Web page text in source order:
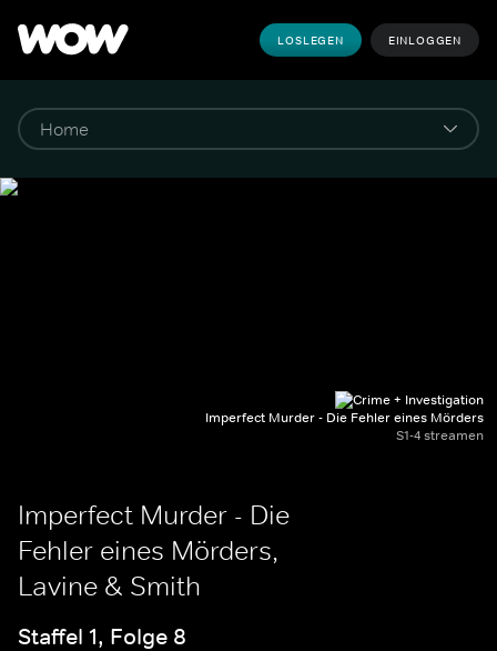
LOSLEGEN EINLOGGEN
Imperfect Murder - Die Fehler eines Mörders
S1-4 streamen
Imperfect Murder - Die
Fehler eines Mörders,
Lavine & Smith
Staffel 1, Folge 8